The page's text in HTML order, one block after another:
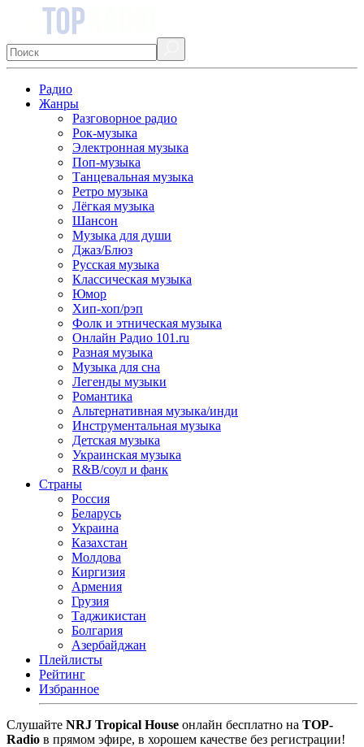
Радио
Жанры
Разговорное радио
Рок-музыка
Электронная музыка
Поп-музыка
Танцевальная музыка
Ретро музыка
Лёгкая музыка
Шансон
Музыка для души
Джаз/Блюз
Русская музыка
Классическая музыка
Юмор
Хип-хоп/рэп
Фолк и этническая музыка
Онлайн Радио 101.ru
Разная музыка
Музыка для сна
Легенды музыки
Романтика
Альтернативная музыка/инди
Инструментальная музыка
Детская музыка
Украинская музыка
R&B/cоул и фанк
Страны
Россия
Беларусь
Украина
Казахстан
Молдова
Киргизия
Армения
Грузия
Таджикистан
Болгария
Азербайджан
Плейлисты
Рейтинг
Избранное
Cлушайте NRJ Tropical House онлайн бесплатно на TOP-
Radio в прямом эфире, в хорошем качестве без регистрации!